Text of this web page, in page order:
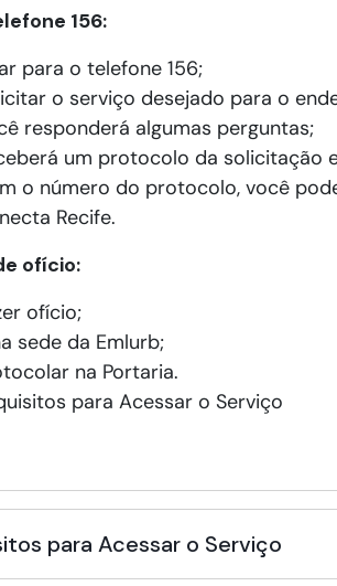
156:
para o telefone 156;
o serviço desejado para o
responderá algumas perguntas;
um protocolo da solicitação
o número do protocolo, você
Recife.
ofício:
ofício;
sede da Emlurb;
na Portaria.
para Acessar o Serviço
para Acessar o Serviço